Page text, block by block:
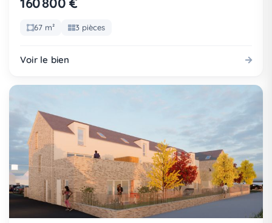
67 m² 3 pièces
Voir le bien